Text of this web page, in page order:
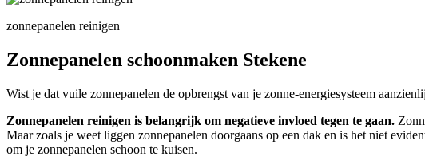
zonnepanelen reinigen
Zonnepanelen schoonmaken Stekene
Wist je dat vuile zonnepanelen de opbrengst van je zonne-energiesysteem
Zonnepanelen reinigen is belangrijk om negatieve invloed tegen te gaan.
Maar zoals je weet liggen zonnepanelen doorgaans op een dak en is het niet
om je zonnepanelen schoon te kuisen.